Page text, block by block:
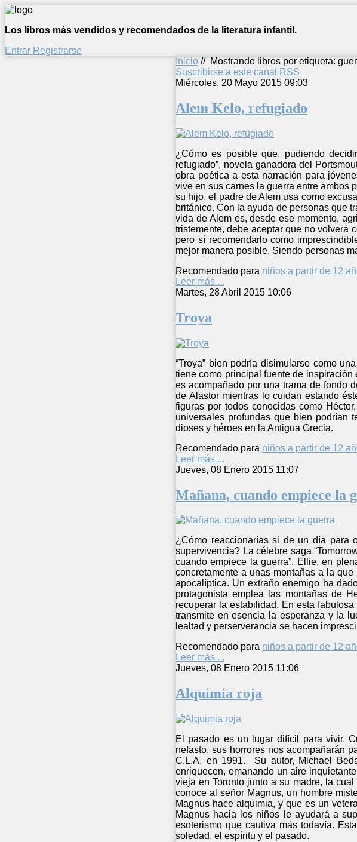
Los libros más vendidos y recomendados de la literatura infantil.
Entrar Registrarse
Inicio // Mostrando libros por etiqueta:
Suscribirse a este canal RSS
Miércoles, 20 Mayo 2015 09:03
Alem Kelo, refugiado
¿Cómo es posible que, pudiendo
refugiado”, novela ganadora del
obra poética a esta narración para
vive en sus carnes la guerra entre ambos
su hijo, el padre de Alem usa como
británico. Con la ayuda de personas que
vida de Alem es, desde ese momento,
tristemente, debe aceptar que no volverá
pero sí recomendarlo como
mejor manera posible. Siendo personas
Recomendado para niños a partir de 12
Leer más ...
Martes, 28 Abril 2015 10:06
Troya
“Troya” bien podría disimularse como
tiene como principal fuente de
es acompañado por una trama de fondo
de Alastor mientras lo cuidan estando
figuras por todos conocidas como
universales profundas que bien podrían
dioses y héroes en la Antigua Grecia.
Recomendado para niños a partir de 12
Leer más ...
Jueves, 08 Enero 2015 11:07
Mañana, cuando empiece la
¿Cómo reaccionarías si de un día para
supervivencia? La célebre saga
cuando empiece la guerra”. Ellie, en
concretamente a unas montañas a la
apocalíptica. Un extraño enemigo ha
protagonista emplea las montañas de
recuperar la estabilidad. En esta
transmite en esencia la esperanza y la
lealtad y perserverancia se hacen
Recomendado para niños a partir de 12
Leer más ...
Jueves, 08 Enero 2015 11:06
Alquimia roja
El pasado es un lugar difícil para vivir.
nefasto, sus horrores nos acompañarán
C.L.A. en 1991. Su autor, Michael
enriquecen, emanando un aire
vieja en Toronto junto a su madre, la
conoce al señor Magnus, un hombre
Magnus hace alquimia, y que es un
Magnus hacia los niños le ayudará a
esoterismo que cautiva más todavía.
soledad, el espíritu y el pasado.